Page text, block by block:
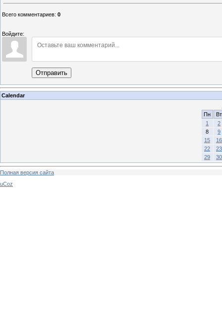
Всего комментариев: 0
Войдите:
Отправить
Calendar
Пн
Вт
1
2
8
9
15
16
22
23
29
30
Полная версия сайта
uCoz